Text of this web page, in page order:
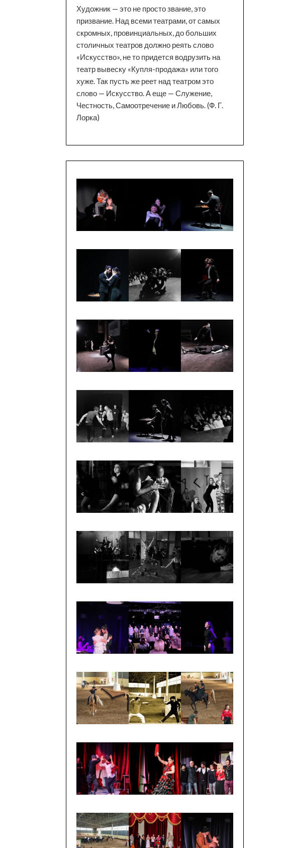
Художник — это не просто звание, это
призвание. Над всеми театрами, от самых
скромных, провинциальных, до больших
столичных театров должно реять слово
«Искусство», не то придется водрузить на
театр вывеску «Купля-продажа» или того
хуже. Так пусть же реет над театром это
слово — Искусство. А еще — Служение,
Честность, Самоотречение и Любовь. (Ф. Г.
Лорка)